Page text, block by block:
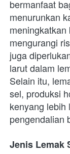
bermanfaat
menurunkan
mengurangi
juga
larut dalam
Selain itu,
sel, produksi
kenyang lebih
pengendalian
Jenis Lemak